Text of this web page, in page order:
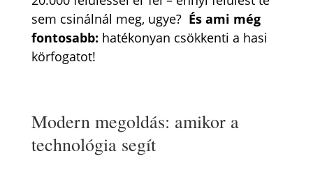
sem csinálnál meg, ugye? És ami még
fontosabb: hatékonyan csökkenti a hasi
körfogatot!
Modern megoldás: amikor a
technológia segít